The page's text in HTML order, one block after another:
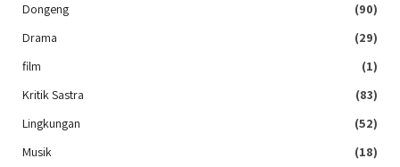
Dongeng
(90)
Drama
(29)
film
(1)
Kritik Sastra
(83)
Lingkungan
(52)
Musik
(18)